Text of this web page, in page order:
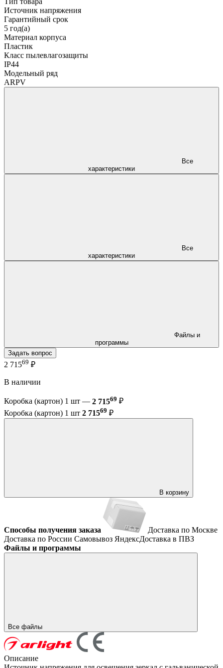
Источник напряжения
Гарантийный срок
5 год(а)
Материал корпуса
Пластик
Класс пылевлагозащиты
IP44
Модельный ряд
ARPV
характеристики
характеристики
программы
Задать вопрос
2 71569 ₽
В наличии
Коробка (картон) 1 шт — 2 71569 ₽
Коробка (картон) 1 шт 2 71569 ₽
В корзину
Способы получения заказа
Доставка по Москве
Доставка по России Самовывоз ЯндексДоставка в ПВЗ
Файлы и программы
Все файлы
Описание